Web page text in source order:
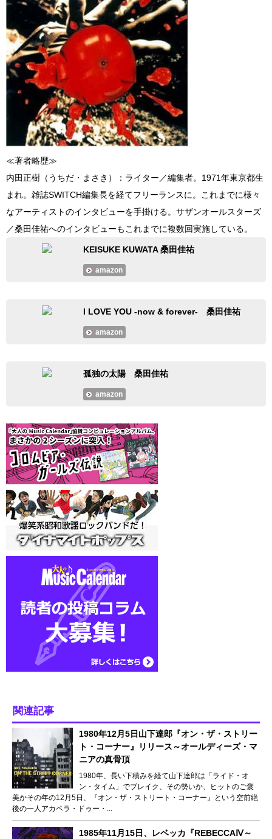
≪著者略歴≫
内田正樹（うちだ・まさき）：ライター／編集者。1971年東京都生
まれ。雑誌SWITCH編集長を経てフリーランスに。これまでに様々
なアーティストのインタビューを手掛ける。サザンオールスターズ
／桑田佳祐へのインタビューもこれまでに複数回実施している。
KEISUKE KUWATA 桑田佳祐
amazon
I LOVE YOU -now & forever- 桑田佳祐
amazon
孤独の太陽 桑田佳祐
amazon
関連記事
1980年12月5日山下達郎『オン・ザ・ストリー
ト・コーナー』リリース～オールディーズ・マ
ニアの真骨頂
1980年、長い下積みを経て山下達郎は「ライド・オ
ン・タイム」でブレイク、その勢いか、ヒットのご褒
美かその年の12月5日、『オン・ザ・ストリート・コーナー』という空前絶
後の一人アカペラ・ドゥー・...
1985年11月15日、レベッカ『REBECCAⅣ～